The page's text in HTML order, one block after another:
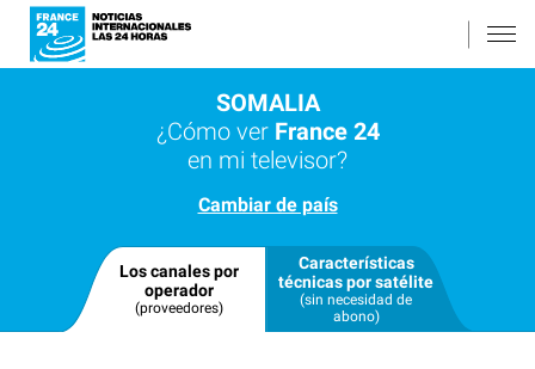
SOMALIA
¿Cómo ver France 24
en mi televisor?
Cambiar de país
Los canales por
operador
(proveedores)
Características
técnicas por satélite
(sin necesidad de
abono)